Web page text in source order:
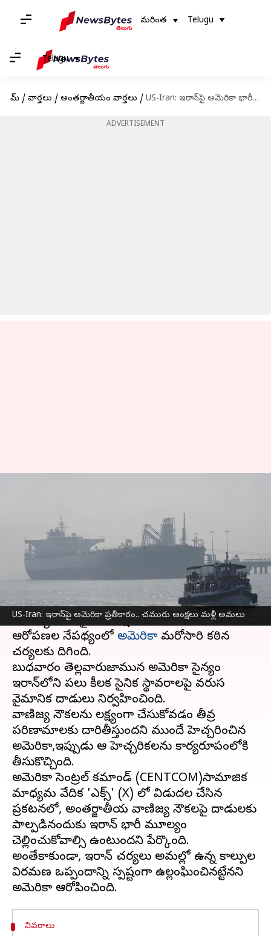
మరింత Telugu
Telugu
హోమ్ / వార్తలు / అంతర్జాతీయం వార్తలు / US-Iran: ఇరాన్‌పై అమెరికా భారీ ప్రతీకారం.. వైమానిక దాడులతో పాటు చమురు ఆంక్షలు మళ్లీ అమలు
ADVERTISEMENT
US-Iran: ఇరాన్‌పై అమెరికా ప్రతీకారం.. చమురు ఆంక్షలు మళ్లీ అమలు
ప్రతీకారం.. వైమానిక దాడులతో
పాటు చమురు ఆంక్షలు మళ్లీ అమలు
వ్రాసిన వారు Sirish Praharaju Jul 08, 2026 08:00 am
ఈ వార్తాకథనం ఏంటి
హార్ముజ్ జలసంధి గుండా ప్రయాణిస్తున్న మూడు
వాణిజ్య నౌకలపైఇరాన్క్షిపణి దాడులు జరిపిందనే
ఆరోపణల నేపథ్యంలో అమెరికా మరోసారి కఠిన
చర్యలకు దిగింది.
బుధవారం తెల్లవారుజామున అమెరికా సైన్యం
ఇరాన్‌లోని పలు కీలక సైనిక స్థావరాలపై వరుస
వైమానిక దాడులు నిర్వహించింది.
వాణిజ్య నౌకలను లక్ష్యంగా చేసుకోవడం తీవ్ర
పరిణామాలకు దారితీస్తుందని ముందే హెచ్చరించిన
అమెరికా,ఇప్పుడు ఆ హెచ్చరికలను కార్యరూపంలోకి
తీసుకొచ్చింది.
అమెరికా సెంట్రల్ కమాండ్ (CENTCOM)సామాజిక
మాధ్యమ వేదిక 'ఎక్స్' (X) లో విడుదల చేసిన
ప్రకటనలో, అంతర్జాతీయ వాణిజ్య నౌకలపై దాడులకు
పాల్పడినందుకు ఇరాన్ భారీ మూల్యం
చెల్లించుకోవాల్సి ఉంటుందని పేర్కొంది.
అంతేకాకుండా, ఇరాన్ చర్యలు అమల్లో ఉన్న కాల్పుల
విరమణ ఒప్పందాన్ని స్పష్టంగా ఉల్లంఘించినట్టేనని
వివరాలు